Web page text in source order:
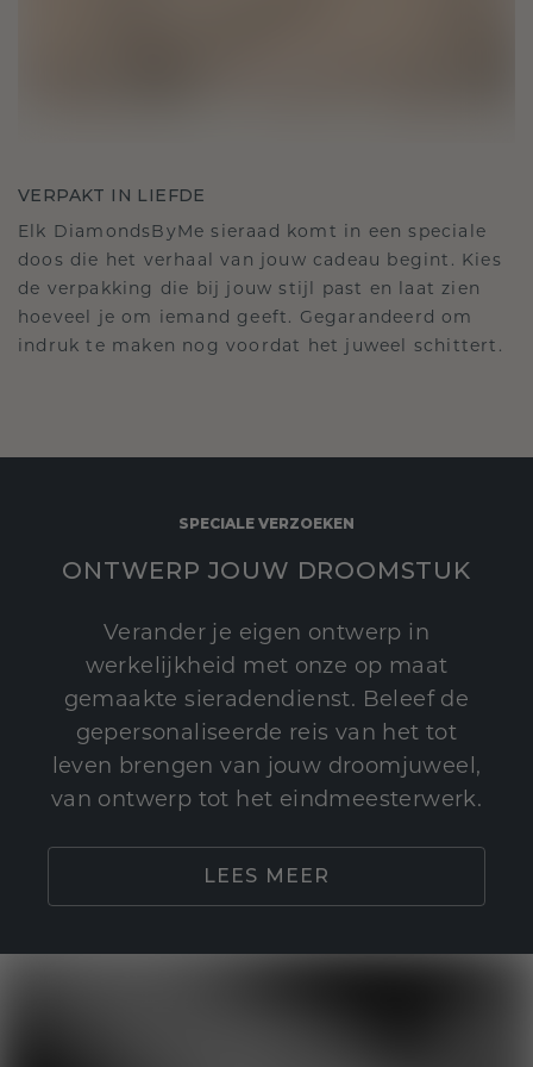
VERPAKT IN LIEFDE
Elk DiamondsByMe sieraad komt in een speciale
doos die het verhaal van jouw cadeau begint. Kies
de verpakking die bij jouw stijl past en laat zien
hoeveel je om iemand geeft. Gegarandeerd om
indruk te maken nog voordat het juweel schittert.
SPECIALE VERZOEKEN
ONTWERP JOUW DROOMSTUK
Verander je eigen ontwerp in
werkelijkheid met onze op maat
gemaakte sieradendienst. Beleef de
gepersonaliseerde reis van het tot
leven brengen van jouw droomjuweel,
van ontwerp tot het eindmeesterwerk.
LEES MEER